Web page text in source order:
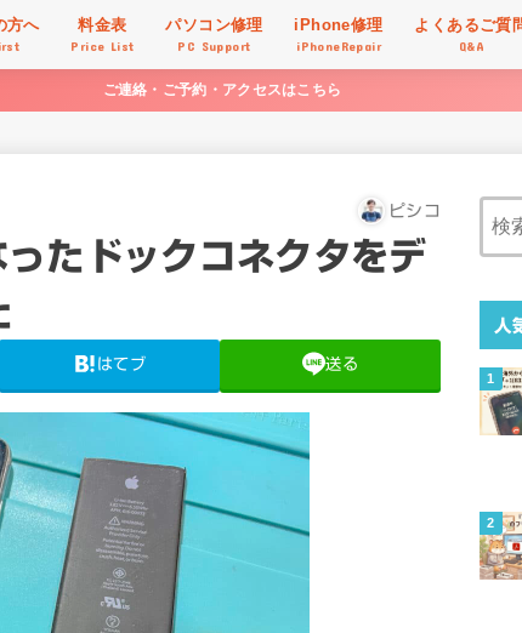
方へ 料金表
Price List
パソコン修理
PC Support
iPhone修理
iPhoneRepair
よくあるご質
Q&A
ご連絡・ご予約・アクセスはこちら
ピシコ
たドックコネクタをデ
はてブ 送る
人